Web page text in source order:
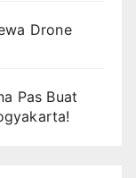
Drone
Pas Buat